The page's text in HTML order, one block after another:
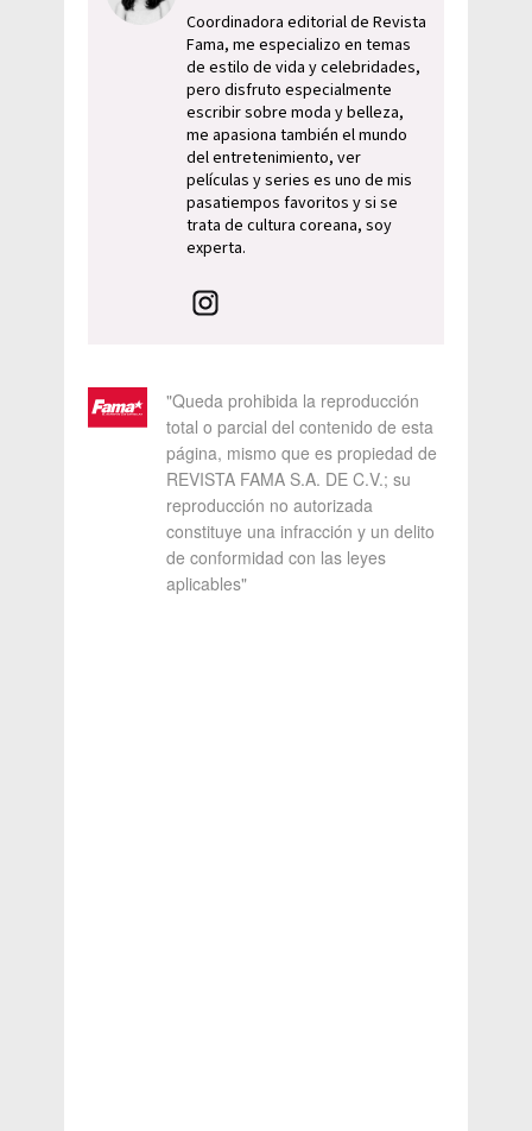
Coordinadora editorial de Revista
Fama, me especializo en temas
de estilo de vida y celebridades,
pero disfruto especialmente
escribir sobre moda y belleza,
me apasiona también el mundo
del entretenimiento, ver
películas y series es uno de mis
pasatiempos favoritos y si se
trata de cultura coreana, soy
experta.
"Queda prohibida la reproducción
total o parcial del contenido de esta
página, mismo que es propiedad de
REVISTA FAMA S.A. DE C.V.; su
reproducción no autorizada
constituye una infracción y un delito
de conformidad con las leyes
aplicables"